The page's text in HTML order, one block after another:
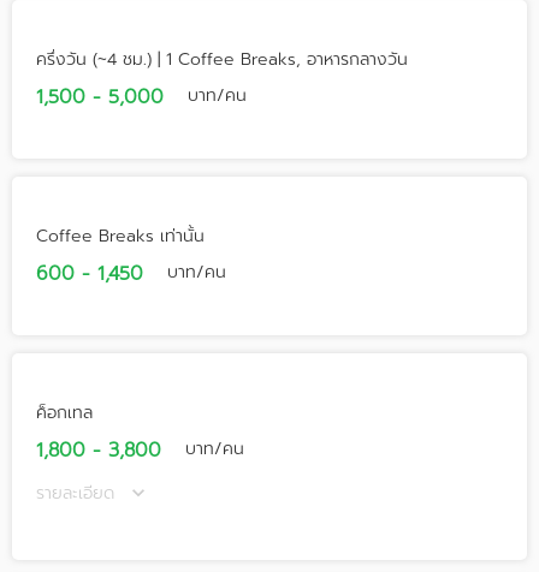
ครึ่งวัน (~4 ชม.) | 1 Coffee Breaks, อาหารกลางวัน
1,500 - 5,000 บาท/คน
Coffee Breaks เท่านั้น
600 - 1,450 บาท/คน
ค็อกเทล
1,800 - 3,800
บาท/คน
รายละเอียด